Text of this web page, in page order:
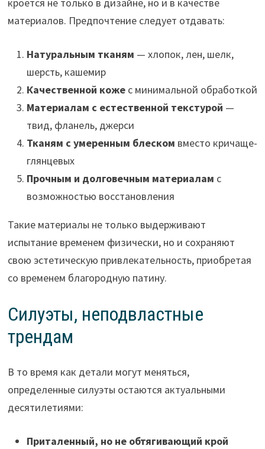
материалов. Предпочтение следует отдавать:
Натуральным тканям — хлопок, лен, шелк,
шерсть, кашемир
Качественной кожес минимальной обработкой
Материалам с естественной текстурой —
твид, фланель, джерси
Тканям с умеренным блеском вместо кричаще-
глянцевых
Прочным и долговечным материалам с
возможностью восстановления
Такие материалы не только выдерживают
испытание временем физически, но и сохраняют
свою эстетическую привлекательность, приобретая
со временем благородную патину.
Силуэты, неподвластные
трендам
В то время как детали могут меняться,
определенные силуэты остаются актуальными
десятилетиями:
Приталенный, но не обтягивающий крой